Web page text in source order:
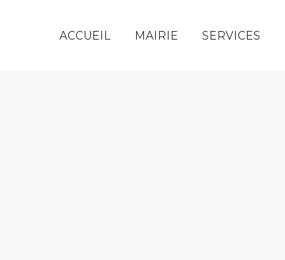
ACCUEIL MAIRIE SERVICES